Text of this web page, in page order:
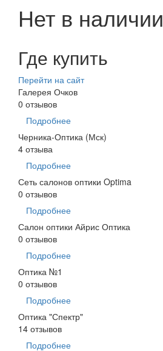
Нет в наличии
Где купить
Перейти на сайт
Галерея Очков
0 отзывов
Подробнее
Черника-Оптика (Мск)
4 отзыва
Подробнее
Сеть салонов оптики Optima
0 отзывов
Подробнее
Салон оптики Айрис Оптика
0 отзывов
Подробнее
Оптика №1
0 отзывов
Подробнее
Оптика "Спектр"
14 отзывов
Подробнее